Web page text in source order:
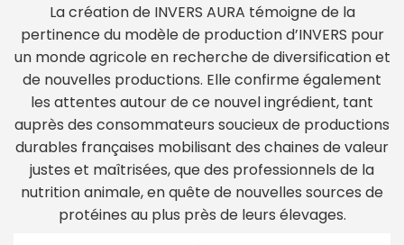
La création de INVERS AURA témoigne de la
pertinence du modèle de production d’INVERS pour
un monde agricole en recherche de diversification et
de nouvelles productions. Elle confirme également
les attentes autour de ce nouvel ingrédient, tant
auprès des consommateurs soucieux de productions
durables françaises mobilisant des chaines de valeur
justes et maîtrisées, que des professionnels de la
nutrition animale, en quête de nouvelles sources de
protéines au plus près de leurs élevages.